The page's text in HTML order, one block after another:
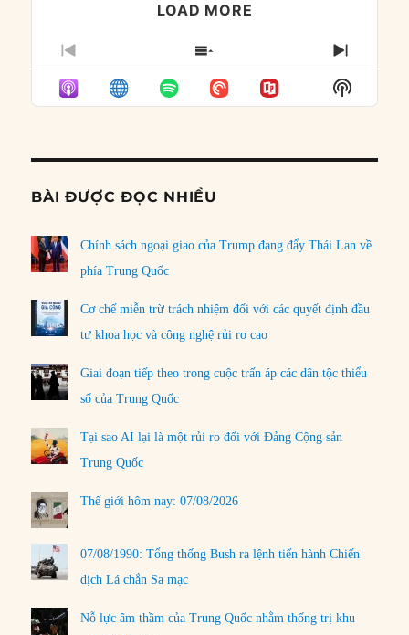
LOAD MORE
PREVIOUS
EPISODE
SHOW
EPISODES
LIST
NEXT
Show
Podcast
BÀI ĐƯỢC ĐỌC NHIỀU
Chính sách ngoại giao của Trump đang đẩy Thái Lan về
phía Trung Quốc
Cơ chế miễn trừ trách nhiệm đối với các quyết định đầu
tư khoa học và công nghệ rủi ro cao
Giai đoạn tiếp theo trong cuộc trấn áp các dân tộc thiểu
số của Trung Quốc
Tại sao AI lại là một rủi ro đối với Đảng Cộng sản
Trung Quốc
Thế giới hôm nay: 07/08/2026
07/08/1990: Tổng thống Bush ra lệnh tiến hành Chiến
dịch Lá chắn Sa mạc
Nỗ lực âm thầm của Trung Quốc nhằm thống trị khu